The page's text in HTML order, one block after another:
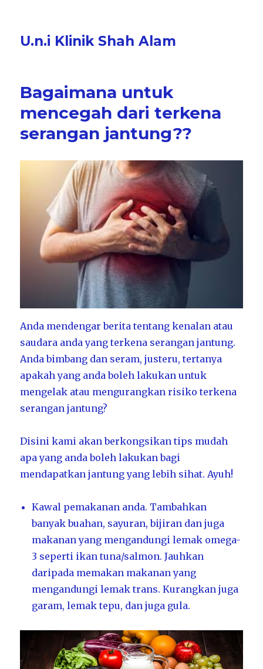
U.n.i Klinik Shah Alam
Bagaimana untuk
mencegah dari terkena
serangan jantung??
Anda mendengar berita tentang kenalan atau
saudara anda yang terkena serangan jantung.
Anda bimbang dan seram, justeru, tertanya
apakah yang anda boleh lakukan untuk
mengelak atau mengurangkan risiko terkena
serangan jantung?
Disini kami akan berkongsikan tips mudah
apa yang anda boleh lakukan bagi
mendapatkan jantung yang lebih sihat. Ayuh!
Kawal pemakanan anda. Tambahkan
banyak buahan, sayuran, bijiran dan juga
makanan yang mengandungi lemak omega-
3 seperti ikan tuna/salmon. Jauhkan
daripada memakan makanan yang
mengandungi lemak trans. Kurangkan juga
garam, lemak tepu, dan juga gula.